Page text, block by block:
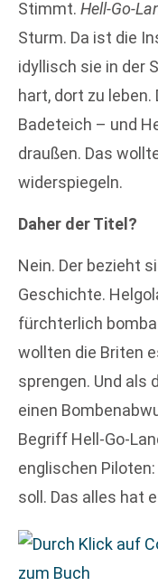
Stimmt. Hell-Go-
Sturm. Da ist die
idyllisch sie in der
hart, dort zu
Badeteich – und
draußen. Das
widerspiegeln.
Daher der Titel?
Nein. Der bezieht
Geschichte.
fürchterlich
wollten die Briten
sprengen. Und als
einen
Begriff Hell-Go-
englischen
soll. Das alles hat